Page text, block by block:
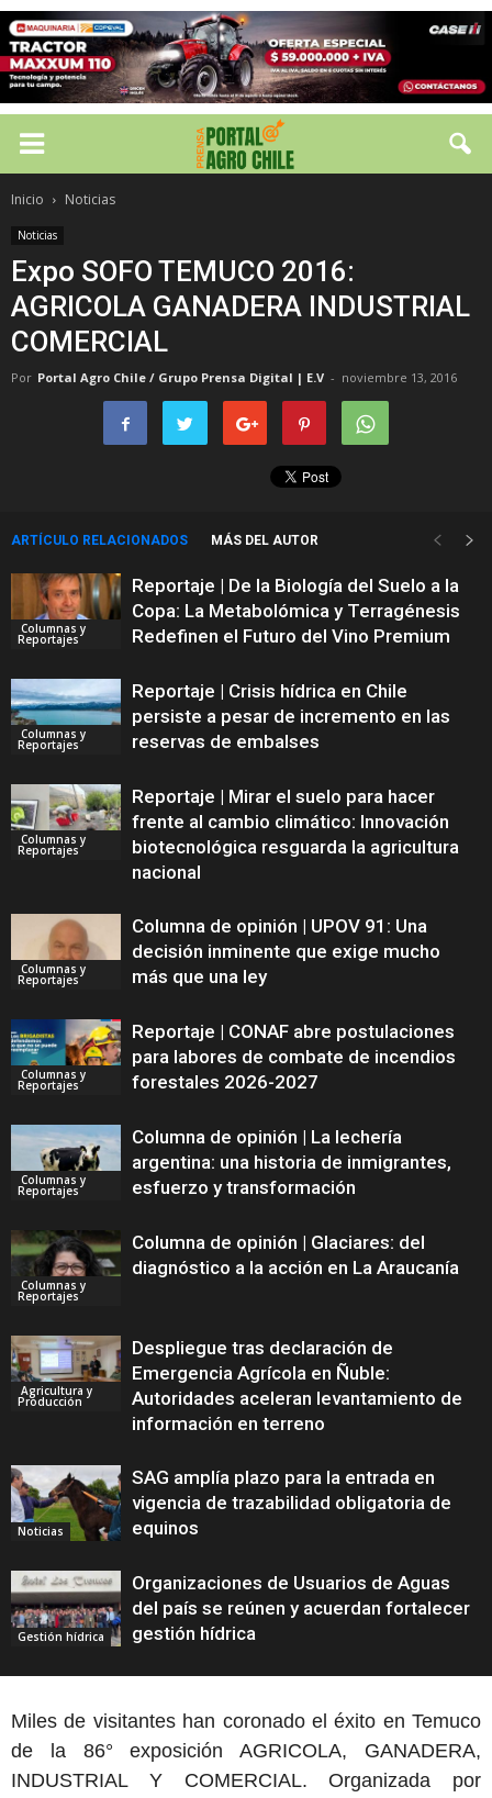
Inicio Noticias
Noticias
Expo SOFO TEMUCO 2016:
AGRICOLA GANADERA INDUSTRIAL
COMERCIAL
Por Portal Agro Chile / Grupo Prensa Digital | E.V - noviembre 13, 2016
ARTÍCULO RELACIONADOS MÁS DEL AUTOR
Columnas y
Reportajes
Reportaje | De la Biología del Suelo a la
Copa: La Metabolómica y Terragénesis
Redefinen el Futuro del Vino Premium
Columnas y
Reportajes
Reportaje | Crisis hídrica en Chile
persiste a pesar de incremento en las
reservas de embalses
Columnas y
Reportajes
Reportaje | Mirar el suelo para hacer
frente al cambio climático: Innovación
biotecnológica resguarda la agricultura
nacional
Columnas y
Reportajes
Columna de opinión | UPOV 91: Una
decisión inminente que exige mucho
más que una ley
Columnas y
Reportajes
Reportaje | CONAF abre postulaciones
para labores de combate de incendios
forestales 2026-2027
Columnas y
Reportajes
Columna de opinión | La lechería
argentina: una historia de inmigrantes,
esfuerzo y transformación
Columnas y
Reportajes
Columna de opinión | Glaciares: del
diagnóstico a la acción en La Araucanía
Agricultura y
Producción
Despliegue tras declaración de
Emergencia Agrícola en Ñuble:
Autoridades aceleran levantamiento de
información en terreno
Noticias
SAG amplía plazo para la entrada en
vigencia de trazabilidad obligatoria de
equinos
Gestión hídrica
Organizaciones de Usuarios de Aguas
del país se reúnen y acuerdan fortalecer
gestión hídrica
Miles de visitantes han coronado el éxito en Temuco
de la 86° exposición AGRICOLA, GANADERA,
INDUSTRIAL Y COMERCIAL. Organizada por